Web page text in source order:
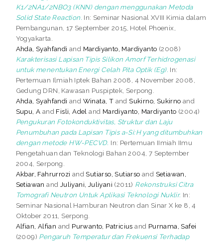
K1/2NA1/2NBO3 (KNN) dengan menggunakan Metoda
Solid State Reaction. In: Seminar Nasional XVIII Kimia dalam
Pembangunan, 17 September 2015, Hotel Phoenix,
Yogyakarta.
Ahda, Syahfandi and Mardiyanto, Mardiyanto (2008)
Karakterisasi Lapisan Tipis Silikon Amorf Terhidrogenasi
untuk menentukan Energi Celah Pita Optik (Eg). In:
Pertemuan Ilmiah Iptek Bahan 2008, 4 November 2008,
Gedung DRN, Kawasan Puspiptek, Serpong.
Ahda, Syahfandi and Winata, T andSukirno, Sukirno and
Supu, A and Fisli, Adel and Mardiyanto, Mardiyanto (2004)
Pengukuran Fotokonduktivitas, Struktur dan Laju
Penumbuhan pada Lapisan Tipis a-Si:H yang ditumbuhkan
dengan metode HW-PECVD. In: Pertemuan IImiah IImu
Pengetahuan dan Teknologi Bahan 2004, 7 September
2004, Serpong.
Akbar, Fahrurrozi andSutiarso, Sutiarso and Setiawan,
Setiawan and Juliyani, Juliyani (2011) Rekonstruksi Citra
Tomografi Neutron Untuk Aplikasi Teknologi Nuklir. In:
Seminar Nasional Hamburan Neutron dan Sinar X ke 8, 4
Oktober 2011, Serpong.
Alfian, Alfian and Purwanto, Patricius and Purnama, Safei
(2009) Pengaruh Temperatur dan Frekuensi Terhadap